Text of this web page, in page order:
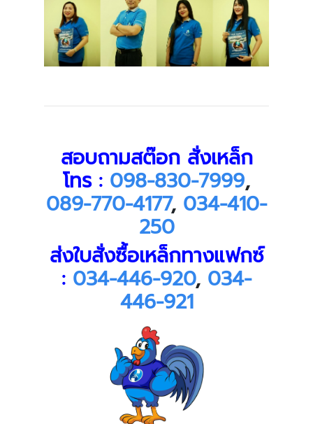
สอบถามสต๊อก สั่งเหล็ก
โทร : 098-830-7999,
089-770-4177, 034-410-
250
ส่งใบสั่งซื้อเหล็กทางแฟกซ์
: 034-446-920, 034-
446-921